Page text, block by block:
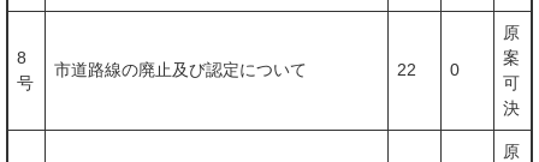
8
号
市道路線の廃止及び認定について 22 0
原
案
可
決
原